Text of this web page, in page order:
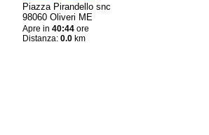
Piazza Pirandello snc
98060 Oliveri ME
Apre in40:44 ore
Distanza:0.0 km